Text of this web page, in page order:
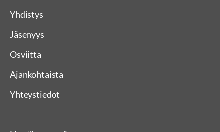
Yhdistys
Jäsenyys
Osviitta
Ajankohtaista
Yhteystiedot